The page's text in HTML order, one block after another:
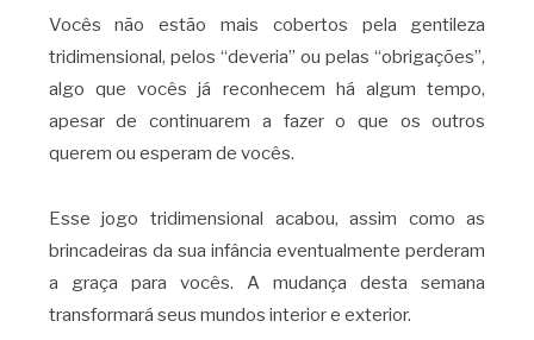
Vocês não estão mais cobertos pela gentileza
tridimensional, pelos “deveria” ou pelas “obrigações”,
algo que vocês já reconhecem há algum tempo,
apesar de continuarem a fazer o que os outros
querem ou esperam de vocês.
Esse jogo tridimensional acabou, assim como as
brincadeiras da sua infância eventualmente perderam
a graça para vocês. A mudança desta semana
transformará seus mundos interior e exterior.